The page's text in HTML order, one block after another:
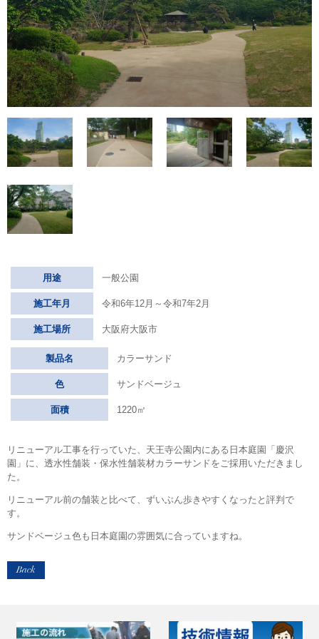
用途 一般公園
施工年月 令和6年12月～令和7年2月
施工場所 大阪府大阪市
製品名 カラーサンド
色 サンドベージュ
面積 1220㎡
リニューアル工事を行っていた、天王寺公園内にある日本庭園「慶沢
園」に、透水性舗装・保水性舗装材カラーサンドをご採用いただきまし
た。
リニューアル前の舗装と比べて、ずいぶん歩きやすくなったと評判で
す。
サンドベージュ色も日本庭園の雰囲気に合っていますね。
Back